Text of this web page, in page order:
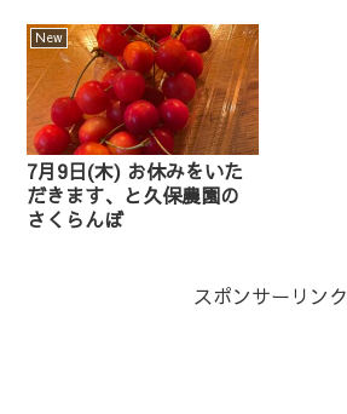
New
7月9日(木) お休みをいた
だきます、と久保農園の
さくらんぼ
スポンサーリンク